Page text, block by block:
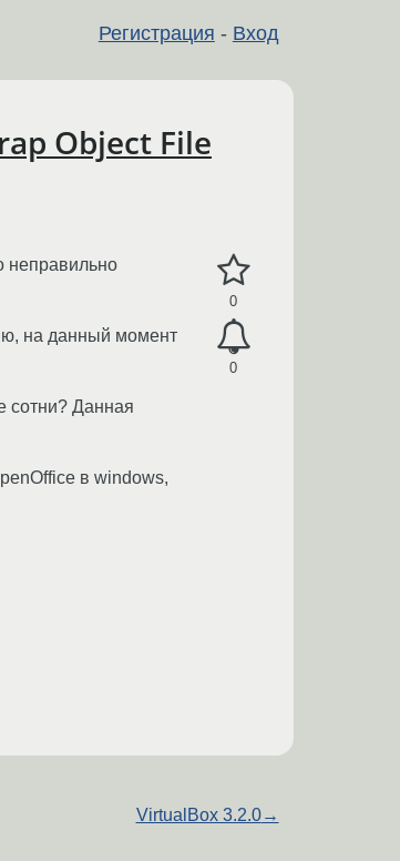
Регистрация - Вход
Object File
0
0
неправильно
на данный момент
сотни? Данная
в windows,
VirtualBox 3.2.0→